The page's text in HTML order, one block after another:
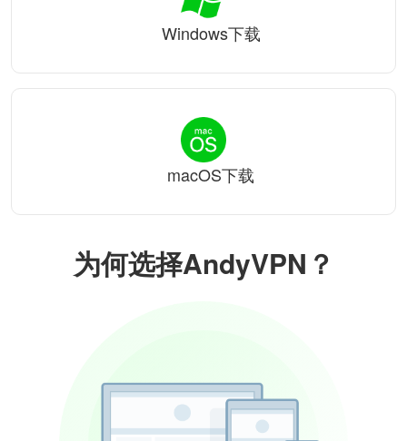
为何选择AndyVPN？
Windows下载
macOS下载